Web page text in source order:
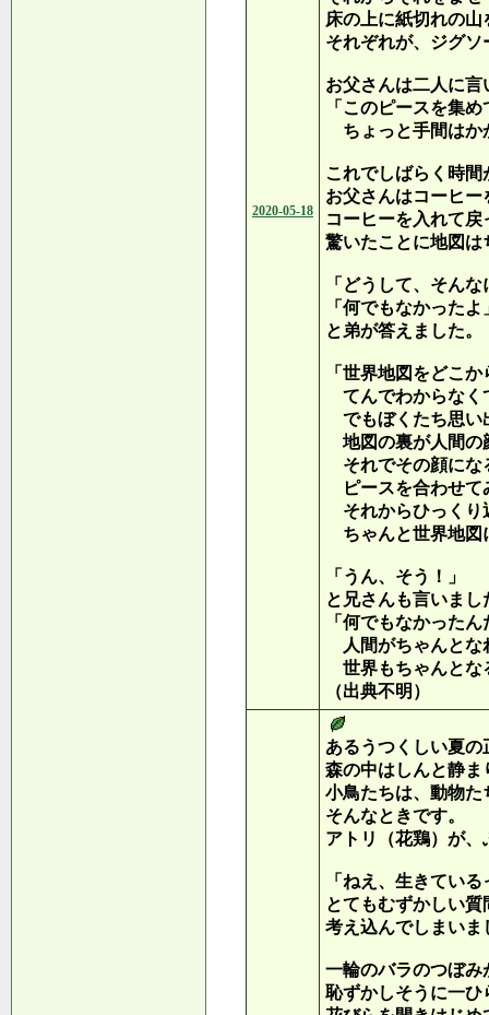
2020-05-18
床の上に紙切れの
それぞれが、ジグ
お父さんは二人に言
「このピースを集
ちょっと手間はか
これでしばらく時
お父さんはコーヒ
コーヒーを入れて戻
驚いたことに地図は
「どうして、そん
「何でもなかったよ
と弟が答えました。
「世界地図をどこ
てんでわからなく
でもぼくたち思い
地図の裏が人間の
それでその顔にな
ピースを合わせて
それからひっくり
ちゃんと世界地図
「うん、そう！」
と兄さんも言いまし
「何でもなかったん
人間がちゃんとな
世界もちゃんとな
（出典不明）
あるうつくしい夏
森の中はしんと静ま
小鳥たちは、動物た
そんなときです。
アトリ（花鶏）が
「ねえ、生きてい
とてもむずかしい
考え込んでしまいま
一輪のバラのつぼみ
恥ずかしそうに一ひ